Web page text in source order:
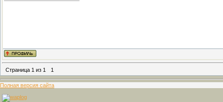
Страница 1 из 1 1
Полная версия сайта